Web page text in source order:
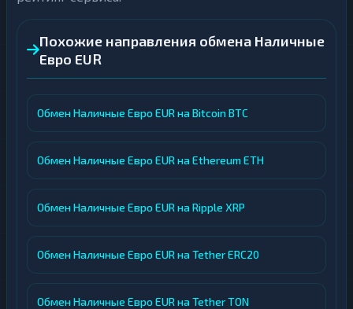
Похожие направления обмена Наличные
Евро EUR
Обмен Наличные Евро EUR на Bitcoin BTC
Обмен Наличные Евро EUR на Ethereum ETH
Обмен Наличные Евро EUR на Ripple XRP
Обмен Наличные Евро EUR на Tether ERC20
Обмен Наличные Евро EUR на Tether TON